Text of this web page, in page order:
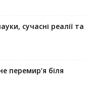
сучасні реалії та
перемир’я біля